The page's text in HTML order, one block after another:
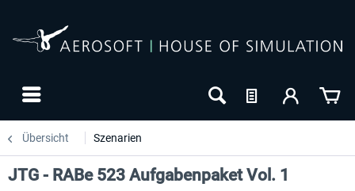
Übersicht Szenarien
JTG - RABe 523 Aufgabenpaket Vol. 1